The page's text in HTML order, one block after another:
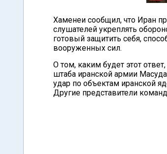
Хаменеи сообщил, что Иран
слушателей укреплять
готовый защитить себя,
вооруженных сил.
О том, каким будет этот
штаба иранской армии
удар по объектам иранской
Другие представители